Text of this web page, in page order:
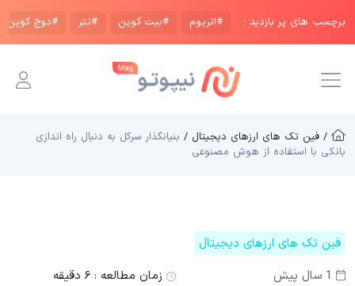
برچسب های پر بازدید : #اتریوم #بیت کوین #تتر #دوج کوین
/ فین تک های ارزهای دیجیتال / بنیانگذار سرکل به دنبال راه اندازی
بانکی با استفاده از هوش مصنوعی
فین تک های ارزهای دیجیتال
1 سال پیش
زمان مطالعه : ۶ دقیقه